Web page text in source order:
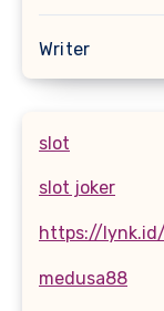
Writer
slot
slot joker
https://
medusa88